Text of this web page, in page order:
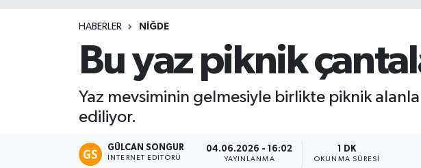
HABERLER NIĞDE
Bu yaz piknik
Yaz mevsiminin gelmesiyle birlikte piknik
ediliyor.
GÜLCAN SONGUR
İNTERNET EDITÖRÜ
04.06.2026 - 16:02
YAYINLANMA
1 DK
OKUNMA SÜRESI
Siyaset
Tüm Manşetler
Haber Arşivi